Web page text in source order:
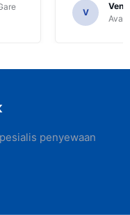
V
penyewaan